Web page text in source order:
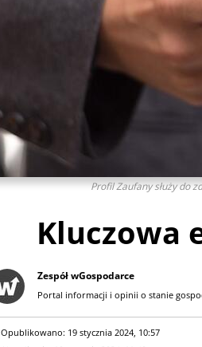
Profil Zaufany służy do
Kluczowa
Zespół wGospodarce
Portal informacji i opinii o stanie
Opublikowano: 19 stycznia 2024, 10:57